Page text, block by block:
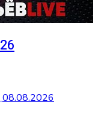
08.08.2026